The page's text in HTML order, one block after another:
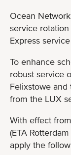
Ocean
service rotation
Express service
To enhance
robust service
Felixstowe and
from the LUX
With effect
(ETA
apply the